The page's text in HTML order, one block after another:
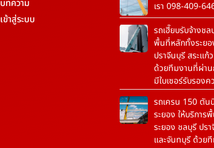
บทความ
เข้าสู่ระบบ
เรา 098-409-
รถเฮี๊ยบรับจ้างชล
พื้นที่หลักทั้งระย
ปราจีนบุรี สระแก้
ด้วยทีมงานที่ผ่าน
มีใบเซอร์รับรอง
รถเครน 150 ตั
ระยอง ให้บริการ
ระยอง ชลบุรี ปร
และจันทบุรี ด้วย